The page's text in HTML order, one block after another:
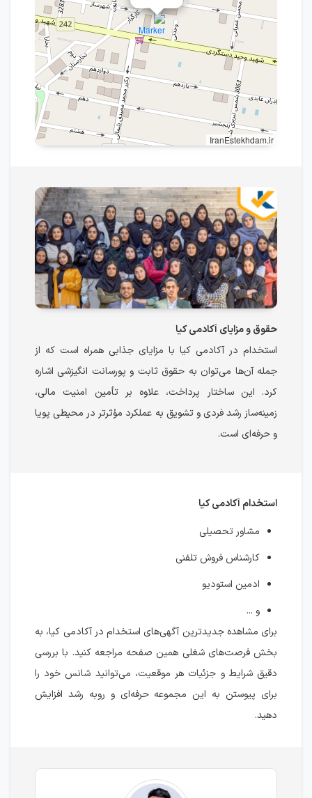
IranEstekhdam.ir
حقوق و مزایای آکادمی کیا
استخدام در آکادمی کیا با مزایای جذابی همراه است که از
جمله آن‌ها می‌توان به حقوق ثابت و پورسانت‌ انگیزشی اشاره
کرد. این ساختار پرداخت، علاوه بر تأمین امنیت مالی،
زمینه‌ساز رشد فردی و تشویق به عملکرد مؤثرتر در محیطی پویا
و حرفه‌ای است.
استخدام آکادمی کیا
مشاور تحصیلی
کارشناس فروش تلفنی
ادمین استودیو
و ...
برای مشاهده جدیدترین آگهی‌های استخدام در آکادمی کیا، به
بخش فرصت‌های شغلی همین صفحه مراجعه کنید. با بررسی
دقیق شرایط و جزئیات هر موقعیت، می‌توانید شانس خود را
برای پیوستن به این مجموعه حرفه‌ای و رو‌به‌ رشد افزایش
دهید.